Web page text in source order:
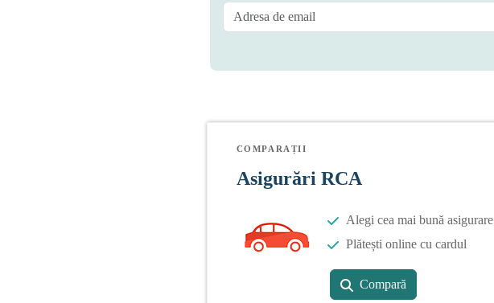
COMPARAȚII
Asigurări RCA
Alegi cea mai bună asigurare
Plătești online cu cardul
Compară